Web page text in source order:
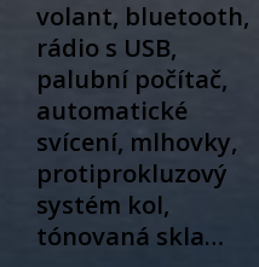
volant, bluetooth,
rádio s USB,
palubní počítač,
automatické
svícení, mlhovky,
protiprokluzový
systém kol,
tónovaná skla…